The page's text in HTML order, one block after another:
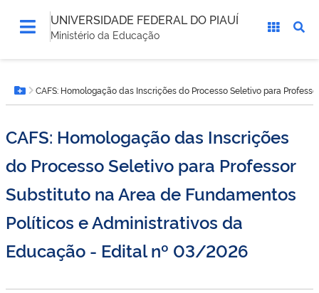
UNIVERSIDADE FEDERAL DO PIAUÍ
Ministério da Educação
está
aqui:Botão Menu
CAFS: Homologação das Inscrições do Processo Seletivo para
CAFS: Homologação das Inscrições
do Processo Seletivo para Professor
Substituto na Area de Fundamentos
Políticos e Administrativos da
Educação - Edital nº 03/2026